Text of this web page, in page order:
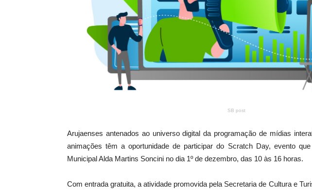
SB post
Arujaenses antenados ao universo digital da programação de mídias
animações têm a oportunidade de participar do Scratch Day, evento
Municipal Alda Martins Soncini no dia 1º de dezembro, das 10 às 16 horas.
Com entrada gratuita, a atividade promovida pela Secretaria de Cultura e